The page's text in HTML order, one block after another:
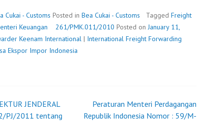
Cukai - Customs Posted in Bea Cukai - Customs Tagged Freight
Keuangan 261/PMK.011/2010 Posted onJanuary 11,
Keenam International | International Freight Forwarding
Ekspor Impor Indonesia
JENDERAL
PJ/2011 tentang
Peraturan Menteri Perdagangan
Republik Indonesia Nomor : 59/M-